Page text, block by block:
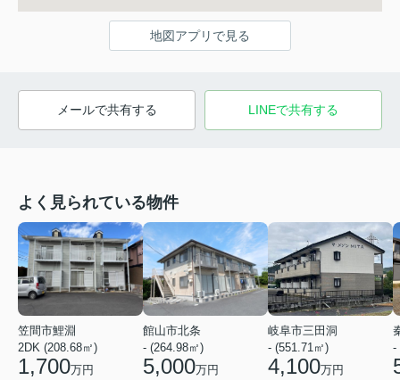
地図アプリで見る
メールで共有する LINEで共有する
よく見られている物件
笠間市鯉淵
2DK (208.68㎡)
1,700万円
館山市北条
- (264.98㎡)
5,000万円
岐阜市三田洞
- (551.71㎡)
4,100万円
-